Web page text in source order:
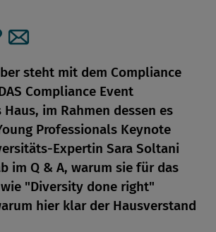
steht mit dem Compliance
Compliance Event
im Rahmen dessen es
Professionals Keynote
Expertin Sara Soltani
im Q & A, warum sie für das
"Diversity done right"
hier klar der Hausverstand